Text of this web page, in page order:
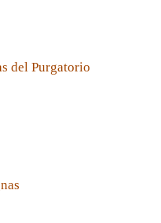
del Purgatorio